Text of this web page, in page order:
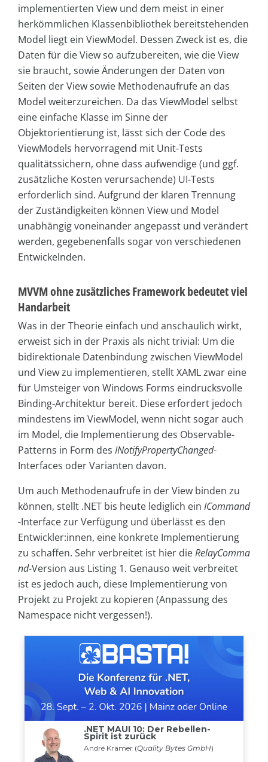
implementierten View und dem meist in einer
herkömmlichen Klassenbibliothek bereitstehenden
Model liegt ein ViewModel. Dessen Zweck ist es, die
Daten für die View so aufzubereiten, wie die View
sie braucht, sowie Änderungen der Daten von
Seiten der View sowie Methodenaufrufe an das
Model weiterzureichen. Da das ViewModel selbst
eine einfache Klasse im Sinne der
Objektorientierung ist, lässt sich der Code des
ViewModels hervorragend mit Unit-Tests
qualitätssichern, ohne dass aufwendige (und ggf.
zusätzliche Kosten verursachende) UI-Tests
erforderlich sind. Aufgrund der klaren Trennung
der Zuständigkeiten können View und Model
unabhängig voneinander angepasst und verändert
werden, gegebenenfalls sogar von verschiedenen
Entwickelnden.
MVVM ohne zusätzliches Framework bedeutet viel
Handarbeit
Was in der Theorie einfach und anschaulich wirkt,
erweist sich in der Praxis als nicht trivial: Um die
bidirektionale Datenbindung zwischen ViewModel
und View zu implementieren, stellt XAML zwar eine
für Umsteiger von Windows Forms eindrucksvolle
Binding-Architektur bereit. Diese erfordert jedoch
mindestens im ViewModel, wenn nicht sogar auch
im Model, die Implementierung des Observable-
Patterns in Form des INotifyPropertyChanged-
Interfaces oder Varianten davon.
Um auch Methodenaufrufe in der View binden zu
können, stellt .NET bis heute lediglich ein ICommand
-Interface zur Verfügung und überlässt es den
Entwickler:innen, eine konkrete Implementierung
zu schaffen. Sehr verbreitet ist hier dieRelayComma
nd-Version aus Listing 1. Genauso weit verbreitet
ist es jedoch auch, diese Implementierung von
Projekt zu Projekt zu kopieren (Anpassung des
Namespace nicht vergessen!).